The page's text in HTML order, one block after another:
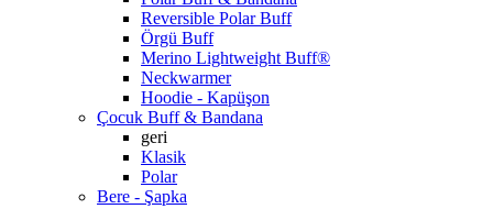
Reversible Polar Buff
Örgü Buff
Merino Lightweight Buff®
Neckwarmer
Hoodie - Kapüşon
Çocuk Buff & Bandana
geri
Klasik
Polar
Bere - Şapka